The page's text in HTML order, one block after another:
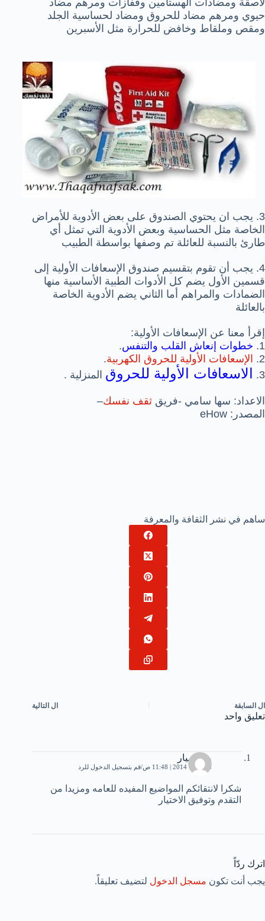
لاصقة ومضادات الهستامين وقفازات ومرهم مضاد
حيوي ومرهم مضاد للحروق ومضاد لحساسية الجلد
ومقص وملقاط وخافض للحرارة مثل الأسبرين
3. يجب ان يحتوي الصندوق على بعض الأدوية للأمراض
الخاصة مثل الحساسية وبعض الأدوية التي تمثل أي
طارئ بالنسبة للعائلة تم وصفها بواسطة الطبيب
4. يجب أن تقوم بتقسيم صندوق الإسعافات الأولية إلى
قسمين الأول يضم كل الأدوات الطبية الأساسية منها
الضمادات والمراهم أما الثاني يضم الأدوية الخاصة
بالعائلة
إقرأ معنا عن الإسعافات الأولية:
1. خطوات إنعاش القلب والتنفس.
2. الإسعافات الأولية للحروق الكهربية.
3.
الاسعافات الأولية للحروق المنزلية .
الاعداد: سها سامي -فريق ثقف نفسك–
المصدر: eHow
ساهم في نشر الثقافة والمعرفة
ال السابقة ال التالية
تعليق واحد
ميار ميار
5 فبراير، 2014 | 11:48 ص قم بتسجيل الدخول للرد
شكرا لانتقائكم المواضيع المفيده للعامه ومزيدا من
التقدم وتوفيق الاختيار
اترك ردّاً
يجب أنت تكون مسجل الدخول لتضيف تعليقاً.